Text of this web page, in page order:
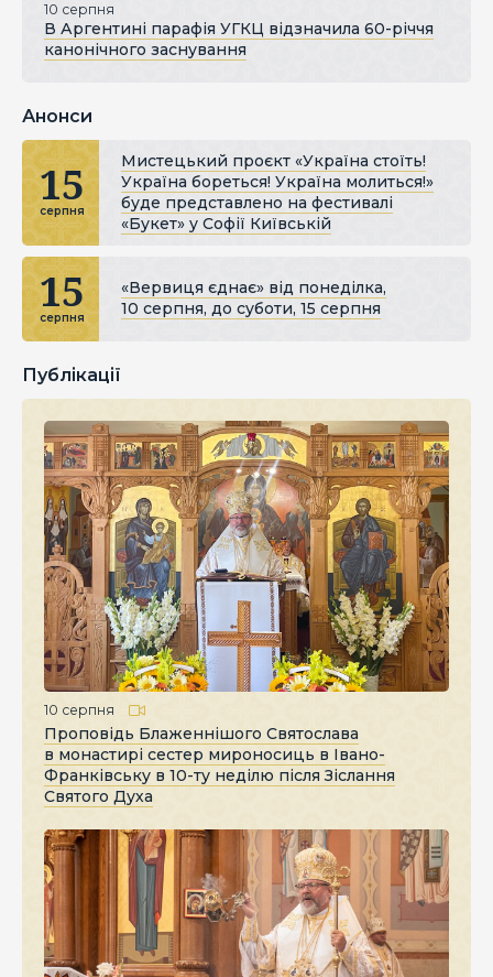
10 серпня
В Аргентині парафія УГКЦ відзначила 60-річчя
канонічного заснування
Анонси
15
серпня
Мистецький проєкт «Україна стоїть!
Україна бореться! Україна молиться!»
буде представлено на фестивалі
«Букет» у Софії Київській
15
серпня
«Вервиця єднає» від понеділка,
10 серпня, до суботи, 15 серпня
Публікації
10 серпня
Проповідь Блаженнішого Святослава
в монастирі сестер мироносиць в Івано-
Франківську в 10-ту неділю після Зіслання
Святого Духа